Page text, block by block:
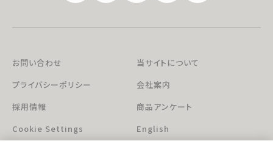
お問い合わせ
当サイトについて
プライバシーポリシー
会社案内
採用情報
商品アンケート
Cookie Settings
English